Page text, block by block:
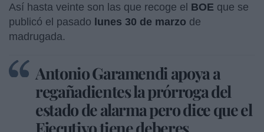
Así hasta veinte son las que recoge el BOE que se
publicó el pasado lunes 30 de marzo de
madrugada.
Antonio Garamendi apoya a
regañadientes la prórroga del
estado de alarma pero dice que el